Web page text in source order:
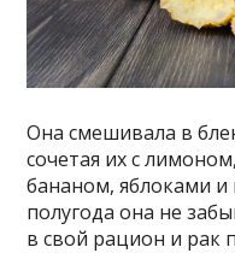
Она смешивала в
сочетая их с
бананом, яблоками
полугода она не
в свой рацион и рак